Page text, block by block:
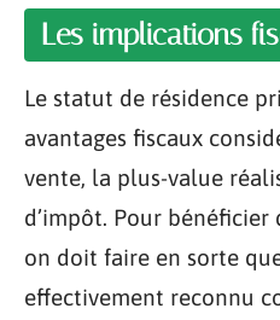
Les implications
Le statut de résidence
avantages fiscaux
vente, la plus-value
d’impôt. Pour
on doit faire en sorte
effectivement reconnu